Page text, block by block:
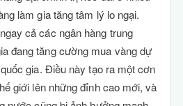
làm gia tăng tâm lý lo ngại.
cả các ngân hàng trung
đang tăng cường mua vàng dự
gia. Điều này tạo ra một cơn
giới lên những đỉnh cao mới, và